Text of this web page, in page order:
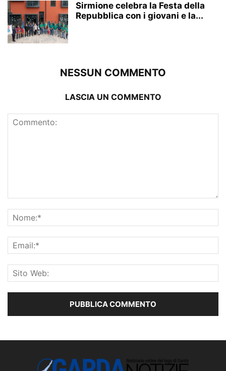
Sirmione celebra la Festa della
Repubblica con i giovani e la...
NESSUN COMMENTO
LASCIA UN COMMENTO